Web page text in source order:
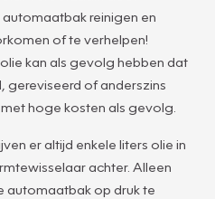
reinigen en
of te verhelpen!
kan als gevolg hebben dat
gereviseerd of anderszins
hoge kosten als gevolg.
er altijd enkele liters olie in
achter. Alleen
op druk te